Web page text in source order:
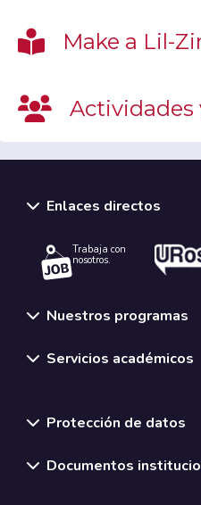
Make a Lil-
Actividades
Enlaces directos
Trabaja con
nosotros.
Nuestros programas
Servicios académicos
Protección de datos
Documentos